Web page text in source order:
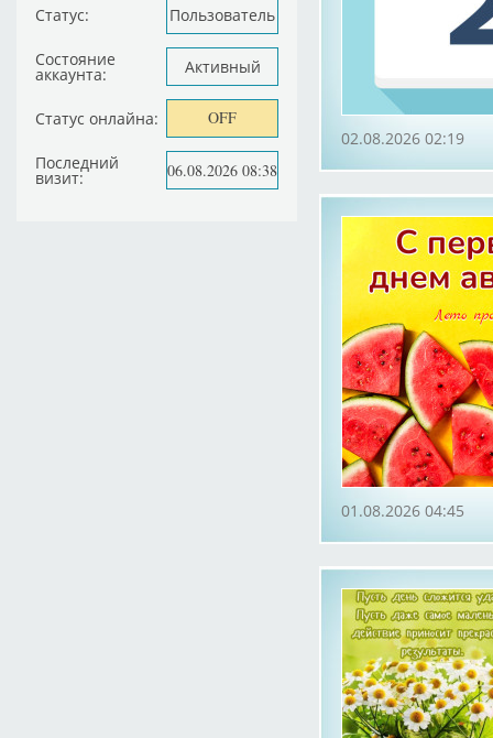
Статус: Пользователь
Состояние
аккаунта: Активный
Статус онлайна: OFF
Последний
визит: 06.08.2026 08:38
02.08.2026 02:19
01.08.2026 04:45